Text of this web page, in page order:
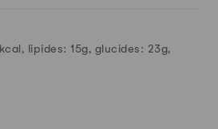
kcal, lipides: 15g, glucides: 23g,